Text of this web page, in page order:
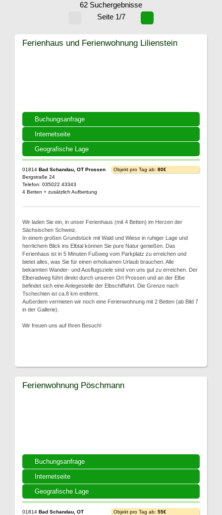
62 Suchergebnisse
Seite 1/7
Buchungsanfrage
Internetseite
Geografische Lage
Ferienhaus und Ferienwohnung Lilienstein
01814 Bad Schandau, OT Prossen
Bergstraße 24
Telefon: 035022 43343
4 Betten + zusätzlich Aufbettung
Objekt pro Tag ab: 80€
Wir laden Sie ein, in unser Ferienhaus (mit 4 Betten) im Herzen der
Sächsischen Schweiz.
In einem großen Grundstück mit Wald und Wiese in ruhiger Lage und
herrlichem Blick ins Elbtal können Sie pure Natur genießen. Das
Ferienhaus ist in 5 Minuten Fußweg vom Parkplatz zu erreichen und
bietet alles, was Sie für einen erholsamen Urlaub brauchen. Alle
bekannten Wander- und Ausflugsziele sind von uns gut zu erreichen. Der
Elberadweg führt direkt durch unseren Ort Prossen und an der Elbe
befindet sich eine Anlegestelle der Elbschiffahrt. Die Grenze nach
Tschechien ist ca.8 km entfernt.
Außerdem vermieten wir noch eine Ferienwohnung mit 2 Betten (ab Bild 7
in der Gallerie).
Wir freuen uns auf Ihren Besuch!
Buchungsanfrage
Internetseite
Geografische Lage
Ferienwohnung Pöschmann
01814 Bad Schandau, OT
Objekt pro Tag ab: 55€